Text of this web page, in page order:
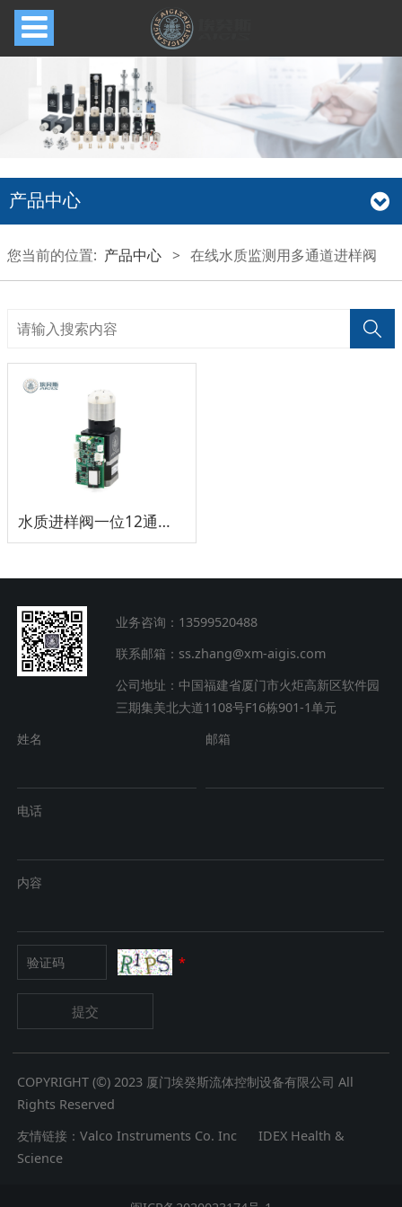
产品中心
您当前的位置: 产品中心 > 在线水质监测用多通道进样阀
水质进样阀一位12通道选择阀组
业务咨询：13599520488
联系邮箱：ss.zhang@xm-aigis.com
公司地址：中国福建省厦门市火炬高新区软件园
三期集美北大道1108号F16栋901-1单元
姓名
邮箱
电话
内容
*
提交
COPYRIGHT (©) 2023 厦门埃癸斯流体控制设备有限公司 All
Rights Reserved
友情链接：Valco Instruments Co. Inc
IDEX Health &
Science